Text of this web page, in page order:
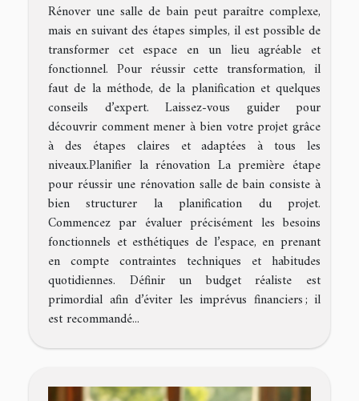
Rénover une salle de bain peut paraître complexe,
mais en suivant des étapes simples, il est possible de
transformer cet espace en un lieu agréable et
fonctionnel. Pour réussir cette transformation, il
faut de la méthode, de la planification et quelques
conseils d’expert. Laissez-vous guider pour
découvrir comment mener à bien votre projet grâce
à des étapes claires et adaptées à tous les
niveaux.Planifier la rénovation La première étape
pour réussir une rénovation salle de bain consiste à
bien structurer la planification du projet.
Commencez par évaluer précisément les besoins
fonctionnels et esthétiques de l’espace, en prenant
en compte contraintes techniques et habitudes
quotidiennes. Définir un budget réaliste est
primordial afin d’éviter les imprévus financiers ; il
est recommandé...